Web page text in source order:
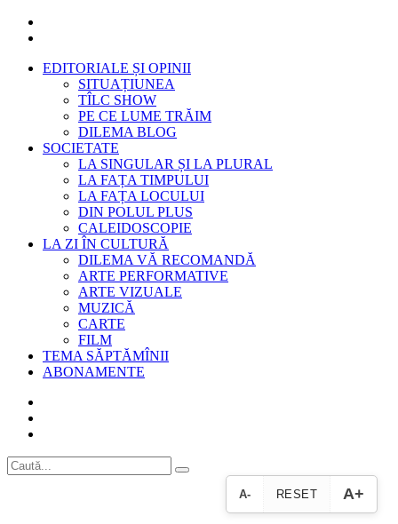
EDITORIALE ȘI OPINII
SITUAȚIUNEA
TÎLC SHOW
PE CE LUME TRĂIM
DILEMA BLOG
SOCIETATE
LA SINGULAR ȘI LA PLURAL
LA FAȚA TIMPULUI
LA FAȚA LOCULUI
DIN POLUL PLUS
CALEIDOSCOPIE
LA ZI ÎN CULTURĂ
DILEMA VĂ RECOMANDĂ
ARTE PERFORMATIVE
ARTE VIZUALE
MUZICĂ
CARTE
FILM
TEMA SĂPTĂMÎNII
ABONAMENTE
A- RESET A+